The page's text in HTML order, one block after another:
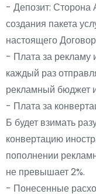
- Депозит: Сторона
создания пакета
настоящего
- Плата за рекламу
каждый раз
рекламный бюджет
- Плата за
Б будет взимать
конвертацию
пополнении
не превышает 2%.
- Понесенные